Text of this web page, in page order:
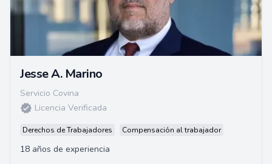
Jesse A. Marino
Servicio Covina
Licencia Verificada
Derechos de Trabajadores Compensación al trabajador
18 años de experiencia